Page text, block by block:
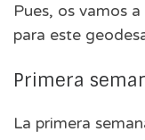
Pues, os vamos
para este
Primera
La primera